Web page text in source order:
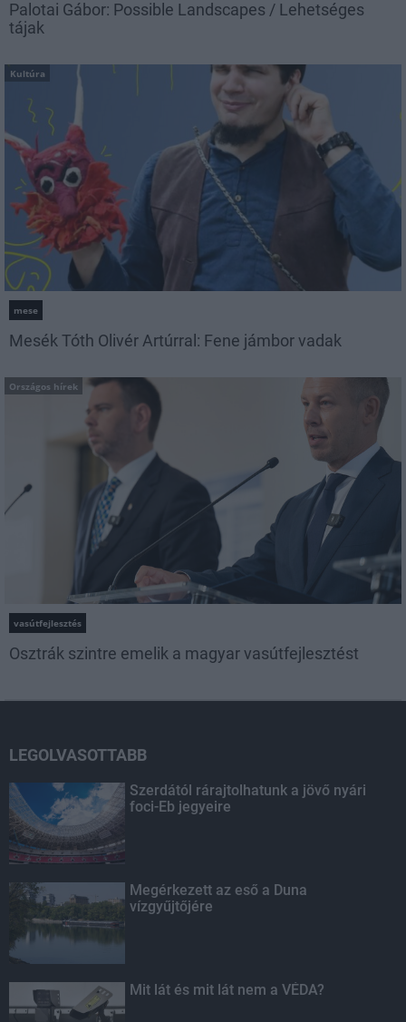
Palotai Gábor: Possible Landscapes / Lehetséges
tájak
Kultúra
mese
Mesék Tóth Olivér Artúrral: Fene jámbor vadak
Országos hírek
vasútfejlesztés
Osztrák szintre emelik a magyar vasútfejlesztést
LEGOLVASOTTABB
Szerdától rárajtolhatunk a jövő nyári
foci-Eb jegyeire
Megérkezett az eső a Duna
vízgyűjtőjére
Mit lát és mit lát nem a VÉDA?